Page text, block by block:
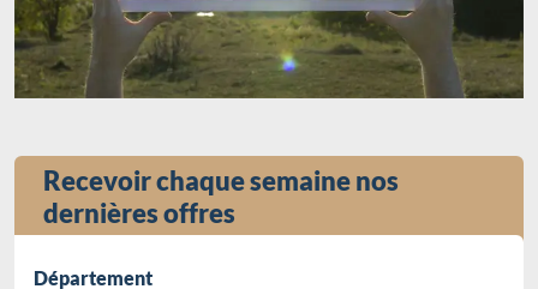
Recevoir chaque semaine nos
dernières offres
Département